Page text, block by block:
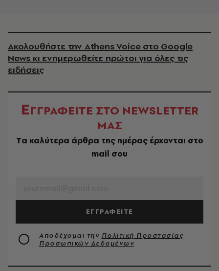
Ακολουθήστε την Athens Voice στο Google
News κι ενημερωθείτε πρώτοι για όλες τις
ειδήσεις
ΕΓΓΡΑΦΕΙΤΕ ΣΤΟ NEWSLETTER
ΜΑΣ
Tα καλύτερα άρθρα της ημέρας έρχονται στο
mail σου
ΕΓΓΡΑΦΕΙΤΕ
Αποδέχομαι την Πολιτική Προστασίας
Προσωπικών Δεδομένων